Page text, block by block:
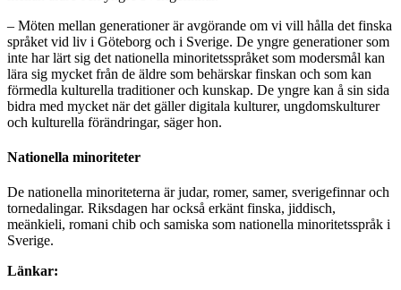
– Möten mellan generationer är avgörande om vi vill hålla det finska
språket vid liv i Göteborg och i Sverige. De yngre generationer som
inte har lärt sig det nationella minoritetsspråket som modersmål kan
lära sig mycket från de äldre som behärskar finskan och som kan
förmedla kulturella traditioner och kunskap. De yngre kan å sin sida
bidra med mycket när det gäller digitala kulturer, ungdomskulturer
och kulturella förändringar, säger hon.
Nationella minoriteter
De nationella minoriteterna är judar, romer, samer, sverigefinnar och
tornedalingar. Riksdagen har också erkänt finska, jiddisch,
meänkieli, romani chib och samiska som nationella minoritetsspråk i
Sverige.
Länkar: